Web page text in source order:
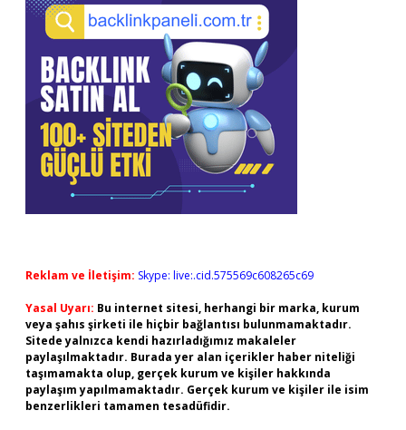
Reklam ve İletişim: Skype: live:.cid.575569c608265c69
Yasal Uyarı: Bu internet sitesi, herhangi bir marka, kurum
veya şahıs şirketi ile hiçbir bağlantısı bulunmamaktadır.
Sitede yalnızca kendi hazırladığımız makaleler
paylaşılmaktadır. Burada yer alan içerikler haber niteliği
taşımamakta olup, gerçek kurum ve kişiler hakkında
paylaşım yapılmamaktadır. Gerçek kurum ve kişiler ile isim
benzerlikleri tamamen tesadüfidir.